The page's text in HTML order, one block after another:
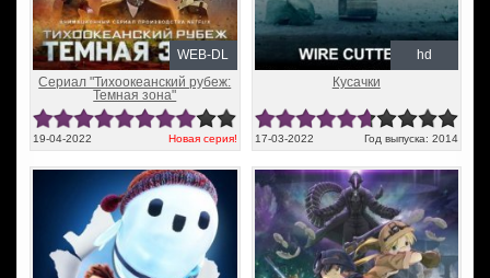
WEB-DL
Сериал "Тихоокеанский рубеж:
Темная зона"
19-04-2022 Новая серия!
hd
Кусачки
17-03-2022 Год выпуска: 2014